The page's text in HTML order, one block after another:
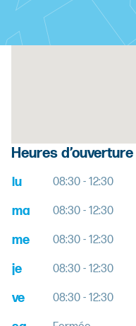
Heures d’ouverture
lu 08:30 - 12:30
ma 08:30 - 12:30
me 08:30 - 12:30
je 08:30 - 12:30
ve 08:30 - 12:30